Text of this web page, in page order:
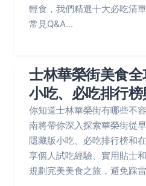
輕食，我們精選十大必吃清
常見Q&A...
士林華榮街美食
小吃、必吃排行
你知道士林華榮街有哪些不
南將帶你深入探索華榮街從
隱藏版小吃、必吃排行榜和
享個人試吃經驗、實用貼士
規劃完美美食之旅，避免踩雷